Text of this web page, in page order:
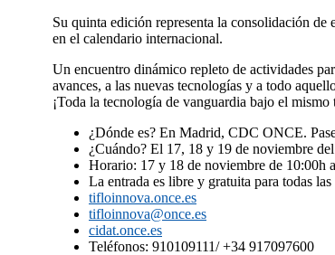
Su quinta edición representa la consolidación de
en el calendario internacional.
Un encuentro dinámico repleto de actividades
avances, a las nuevas tecnologías y a todo
¡Toda la tecnología de vanguardia bajo el mismo
¿Dónde es? En Madrid, CDC ONCE.
¿Cuándo? El 17, 18 y 19 de noviembre
Horario: 17 y 18 de noviembre de 10:00h
La entrada es libre y gratuita para todas las
tifloinnova.once.es
tifloinnova@once.es
cidat.once.es
Teléfonos: 910109111/ +34 917097600